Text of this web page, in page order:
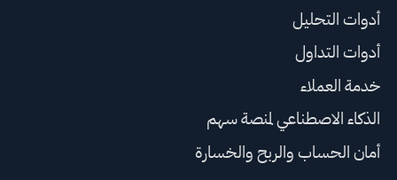
أدوات التحليل
أدوات التداول
خدمة العملاء
الذكاء الاصطناعي لمنصة سهم
أمان الحساب والربح والخسارة